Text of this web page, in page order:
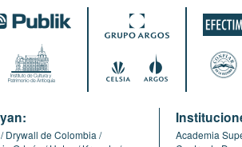
Drywall de Colombia
Academia